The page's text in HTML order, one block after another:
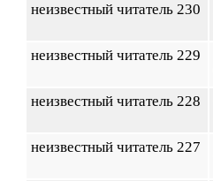
неизвестный читатель 230
неизвестный читатель 229
неизвестный читатель 228
неизвестный читатель 227